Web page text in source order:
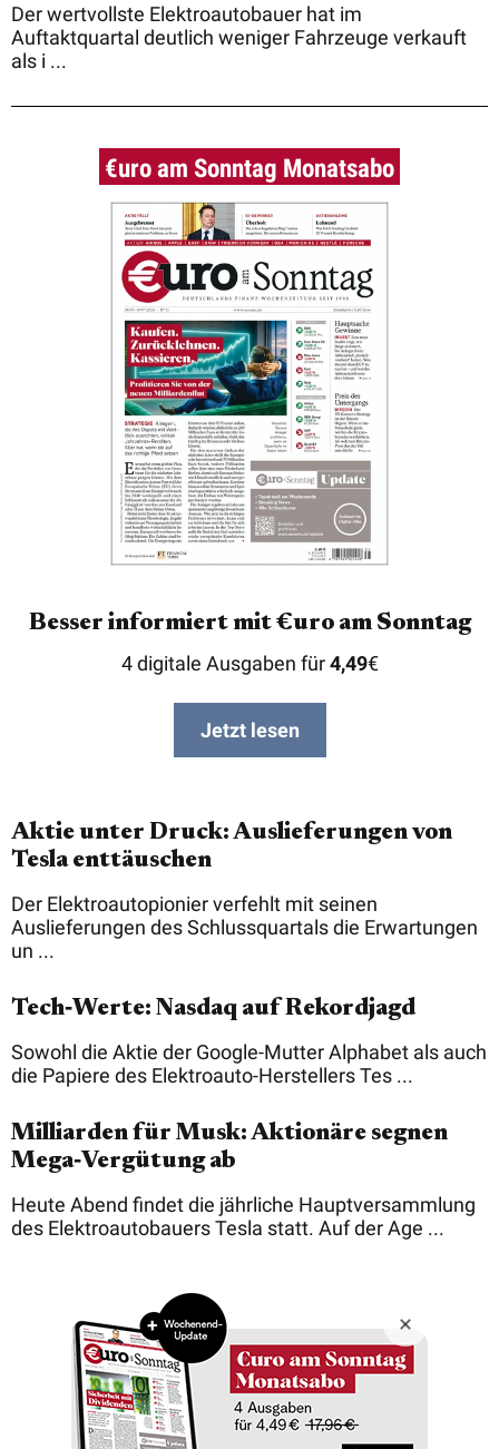
Der wertvollste Elektroautobauer hat im
Auftaktquartal deutlich weniger Fahrzeuge verkauft
als i ...
€uro am Sonntag Monatsabo
Besser informiert mit €uro am Sonntag
4 digitale Ausgaben für4,49€
Jetzt lesen
Aktie unter Druck: Auslieferungen von
Tesla enttäuschen
Der Elektroautopionier verfehlt mit seinen
Auslieferungen des Schlussquartals die Erwartungen
un ...
Tech‑Werte: Nasdaq auf Rekordjagd
Sowohl die Aktie der Google-Mutter Alphabet als auch
die Papiere des Elektroauto-Herstellers Tes ...
Milliarden für Musk: Aktionäre segnen
Mega‑Vergütung ab
Heute Abend findet die jährliche Hauptversammlung
des Elektroautobauers Tesla statt. Auf der Age ...
Copyright © 2026 Börsenmedien AG
Impressum
Datenschutz
AGB
Barrierefreiheit